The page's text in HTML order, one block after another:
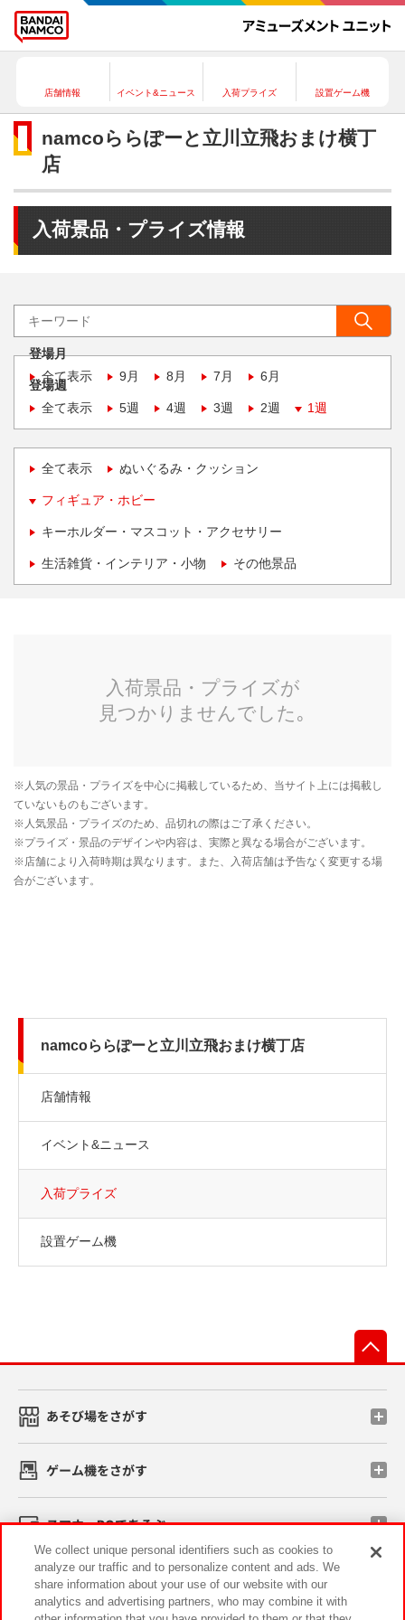
店舗情報 イベント&ニュース 入荷プライズ 設置ゲーム機
namcoららぽーと立川立飛おまけ横丁
店
入荷景品・プライズ情報
登場月
全て表示
9月 8月 7月 6月
登場週
全て表示
5週 4週 3週 2週 1週
全て表示 ぬいぐるみ・クッション
フィギュア・ホビー
キーホルダー・マスコット・アクセサリー
生活雑貨・インテリア・小物 その他景品
namcoららぽーと立川立飛おまけ横丁店
店舗情報
イベント&ニュース
入荷プライズ
設置ゲーム機
あそび場をさがす
ゲーム機をさがす
スマホ・PCであそぶ
イベント・キャンペーン
We collect unique personal identifiers such as cookies to
analyze our traffic and to personalize content and ads. We
share information about your use of our website with our
analytics and advertising partners, who may combine it with